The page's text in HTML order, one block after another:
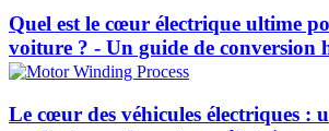
Quel est le cœur électrique ultime
voiture ? - Un guide de conversion
Le cœur des véhicules électriques :